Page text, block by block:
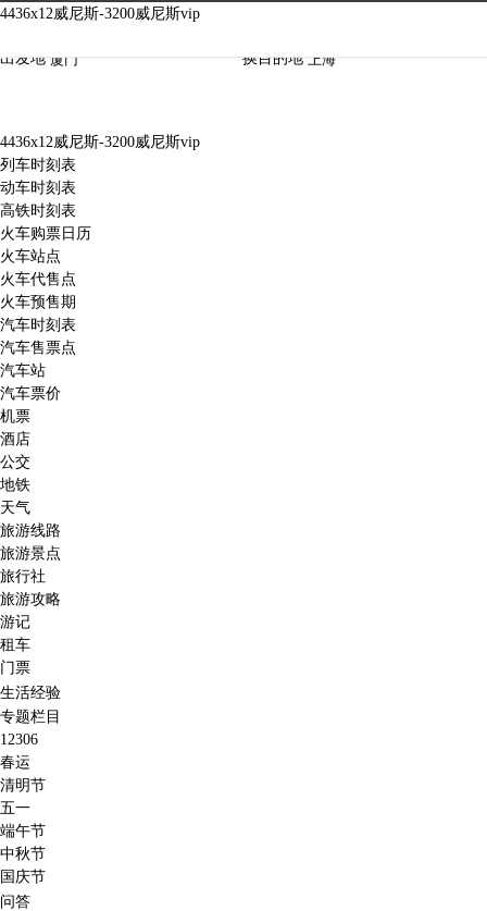
4436x12威尼斯-3200威尼斯vip
出发地
换目的地
4436x12威尼斯-3200威尼斯vip
列车时刻表
动车时刻表
高铁时刻表
火车购票日历
火车站点
火车代售点
火车预售期
汽车时刻表
汽车售票点
汽车站
汽车票价
机票
酒店
公交
地铁
天气
旅游线路
旅游景点
旅行社
旅游攻略
游记
租车
门票
生活经验
专题栏目
12306
春运
清明节
五一
端午节
中秋节
国庆节
问答